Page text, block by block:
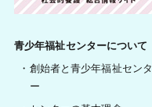
青少年福祉センターについて
創始者と青少年福祉センタ
ー